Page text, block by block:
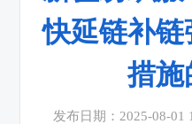
快延链补
措
发布日期：2025-08-01